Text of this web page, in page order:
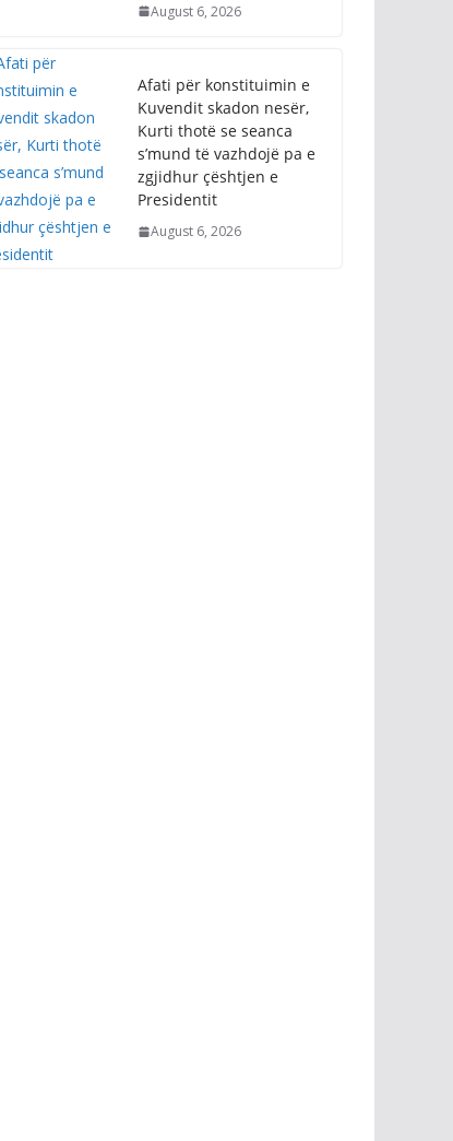
August 6, 2026
Afati për konstituimin e
Kuvendit skadon nesër,
Kurti thotë se seanca
s’mund të vazhdojë pa e
zgjidhur çështjen e
Presidentit
August 6, 2026